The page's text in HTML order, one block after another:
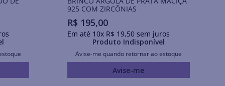
925 COM ZIRCÔNIAS
R$ 195,00
Em até 10x R$ 19,50sem juros
Produto Indisponível
Avise-me quando retornar ao estoque
Avise-me